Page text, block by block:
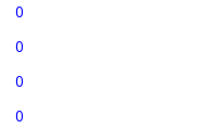
0
0
0
0